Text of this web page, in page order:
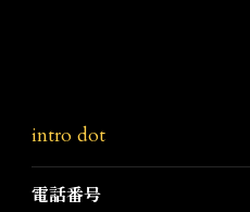
intro dot
電話番号